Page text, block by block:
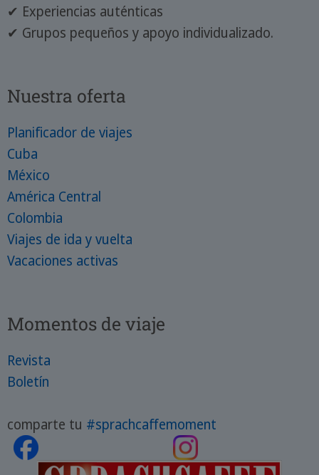
✔ Experiencias auténticas
✔ Grupos pequeños y apoyo individualizado.
Nuestra oferta
Planificador de viajes
Cuba
México
América Central
Colombia
Viajes de ida y vuelta
Vacaciones activas
Momentos de viaje
Revista
Boletín
comparte tu #sprachcaffemoment